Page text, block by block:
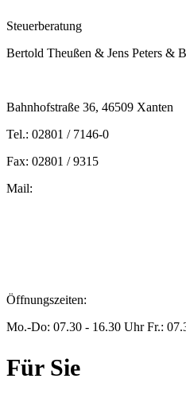
Steuerberatung
Bertold Theußen & Jens Peters &
Bahnhofstraße 36, 46509 Xanten
Tel.: 02801 / 7146-0
Fax: 02801 / 9315
Mail:
Öffnungszeiten:
Mo.-Do: 07.30 - 16.30 Uhr Fr.:
Für Sie